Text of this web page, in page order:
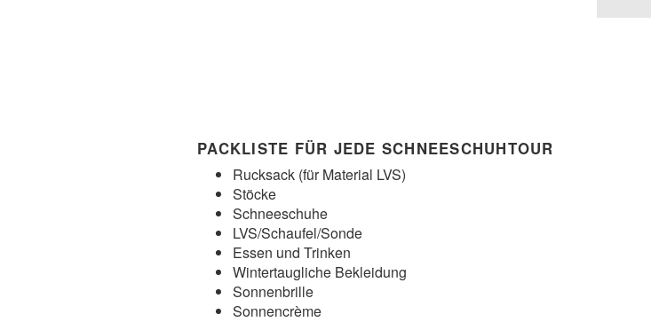
PACKLISTE FÜR JEDE SCHNEESCHUHTOUR
Rucksack (für Material LVS)
Stöcke
Schneeschuhe
LVS/Schaufel/Sonde
Essen und Trinken
Wintertaugliche Bekleidung
Sonnenbrille
Sonnencrème